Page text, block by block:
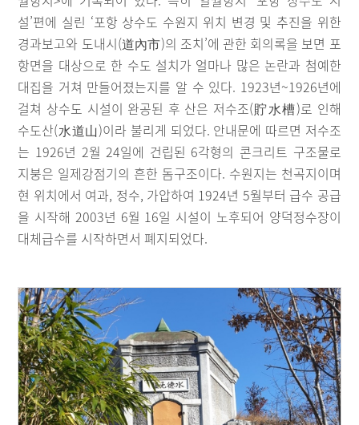
설’편에 실린 ‘포항 상수도 수원지 위치 변경 및 추진을 위한
경과보고와 도내시(道內市)의 조치’에 관한 회의록을 보면 포
항면을 대상으로 한 수도 설치가 얼마나 많은 논란과 첨예한
대집을 거쳐 만들어졌는지를 알 수 있다. 1923년~1926년에
걸쳐 상수도 시설이 완공된 후 산은 저수조(貯水槽)로 인해
수도산(水道山)이라 불리게 되었다. 안내문에 따르면 저수조
는 1926년 2월 24일에 건립된 6각형의 콘크리트 구조물로
지붕은 일제강점기의 흔한 돔구조이다. 수원지는 천곡지이며
현 위치에서 여과, 정수, 가압하여 1924년 5월부터 급수 공급
을 시작해 2003년 6월 16일 시설이 노후되어 양덕정수장이
대체급수를 시작하면서 폐지되었다.